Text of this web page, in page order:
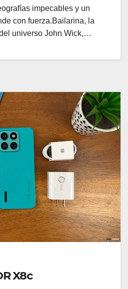
impecables y un
con fuerza.Bailarina, la
universo John Wick,…
X8c